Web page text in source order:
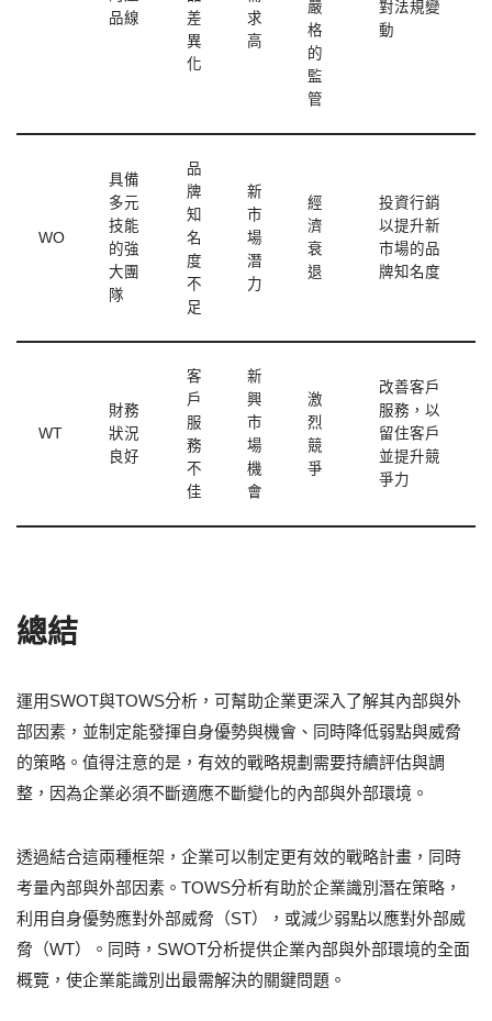
品線
差
異
化
求
高
嚴
格
的
監
管
對法規變
動
WO
具備
多元
技能
的強
大團
隊
品
牌
知
名
度
不
足
新
市
場
潛
力
經
濟
衰
退
投資行銷
以提升新
市場的品
牌知名度
WT
財務
狀況
良好
客
戶
服
務
不
佳
新
興
市
場
機
會
激
烈
競
爭
改善客戶
服務，以
留住客戶
並提升競
爭力
總結
運用SWOT與TOWS分析，可幫助企業更深入了解其內部與外
部因素，並制定能發揮自身優勢與機會、同時降低弱點與威脅
的策略。值得注意的是，有效的戰略規劃需要持續評估與調
整，因為企業必須不斷適應不斷變化的內部與外部環境。
透過結合這兩種框架，企業可以制定更有效的戰略計畫，同時
考量內部與外部因素。TOWS分析有助於企業識別潛在策略，
利用自身優勢應對外部威脅（ST），或減少弱點以應對外部威
脅（WT）。同時，SWOT分析提供企業內部與外部環境的全面
概覽，使企業能識別出最需解決的關鍵問題。